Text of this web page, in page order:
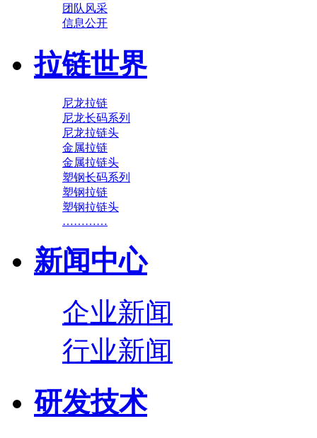
团队风采
信息公开
拉链世界
尼龙拉链
尼龙长码系列
尼龙拉链头
金属拉链
金属拉链头
塑钢长码系列
塑钢拉链
塑钢拉链头
…………
新闻中心
企业新闻
行业新闻
研发技术